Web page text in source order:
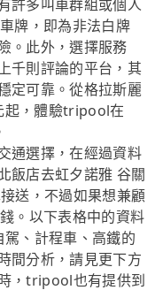
許多叫車群組或個人
牌，即為非法白牌
。此外，選擇服務
千則評論的平台，其
定可靠。從格拉斯麗
起，體驗tripool在
通選擇，在經過資料
飯店去虹夕諾雅 谷關
送，不過如果想兼顧
。以下表格中的資料
、計程車、高鐵的
間分析，請見更下方
，tripool也有提供到